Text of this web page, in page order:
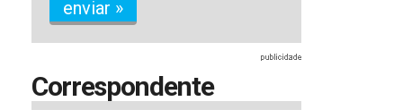
enviar »
Correspondente